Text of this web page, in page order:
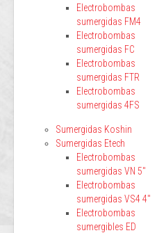
Electrobombas
sumergidas FM4
Electrobombas
sumergidas FC
Electrobombas
sumergidas FTR
Electrobombas
sumergidas 4FS
Sumergidas Koshin
Sumergidas Etech
Electrobombas
sumergidas VN 5"
Electrobombas
sumergidas VS4 4"
Electrobombas
sumergibles ED